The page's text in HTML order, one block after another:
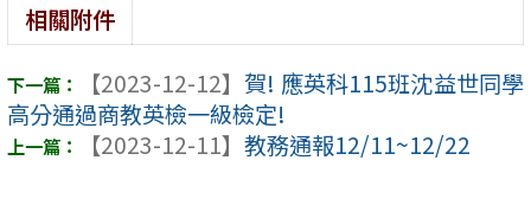
相關附件
【2023-12-12】 賀! 應英科115班沈益世同學
高分通過商教英檢一級檢定!
【2023-12-11】 教務通報12/11~12/22